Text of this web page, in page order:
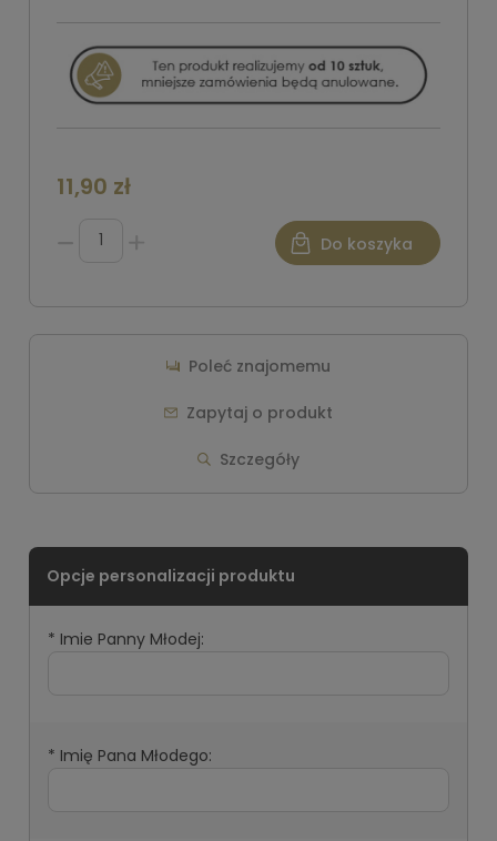
* Imie Panny Młodej:
* Imię Pana Młodego:
11,90 zł
Do koszyka
Szczegóły
Zapytaj o produkt
Poleć znajomemu